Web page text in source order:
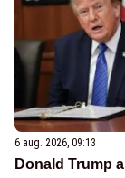
6 aug. 2026, 09:13
Donald Trump